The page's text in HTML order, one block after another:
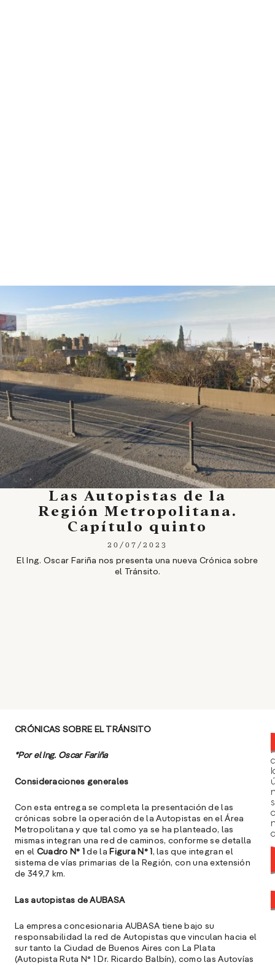
Las Autopistas de la
Región Metropolitana.
Capítulo quinto
20/07/2023
El Ing. Oscar Fariña nos presenta una nueva Crónica sobre
el Tránsito.
CRÓNICAS SOBRE EL TRÁNSITO
*Por el Ing. Oscar Fariña
Consideraciones generales
Con esta entrega se completa la presentación de las
crónicas sobre la operación de la Autopistas en el Área
Metropolitana y que tal como ya se ha planteado, las
mismas integran una red de caminos, conforme se detalla
en el Cuadro N° 1 de la Figura N° 1
, las que integran el
sistema de vías primarias de la Región, con una extensión
de 349,7 km.
Las autopistas de AUBASA
La empresa concesionaria AUBASA tiene bajo su
responsabilidad la red de Autopistas que vinculan hacia el
sur tanto la Ciudad de Buenos Aires con La Plata
(Autopista Ruta N° 1 Dr. Ricardo Balbín), como las Autovías